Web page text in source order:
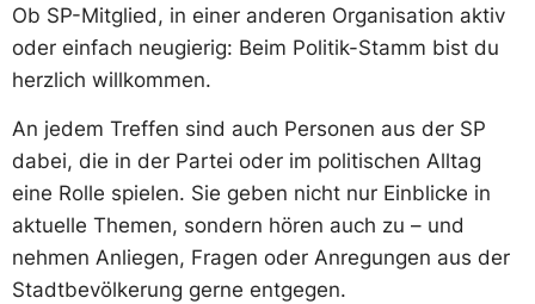
Ob SP-Mitglied, in einer anderen Organisation aktiv
oder einfach neugierig: Beim Politik-Stamm bist du
herzlich willkommen.
An jedem Treffen sind auch Personen aus der SP
dabei, die in der Partei oder im politischen Alltag
eine Rolle spielen. Sie geben nicht nur Einblicke in
aktuelle Themen, sondern hören auch zu – und
nehmen Anliegen, Fragen oder Anregungen aus der
Stadtbevölkerung gerne entgegen.